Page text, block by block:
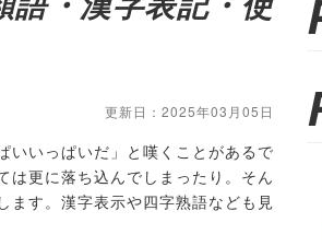
更新日：2025年03月05日
いいっぱいだ」と嘆くことがあるで
は更に落ち込んでしまったり。そん
ます。漢字表示や四字熟語なども見